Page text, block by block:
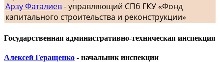
Арзу Фаталиев- управляющий СПб ГКУ «Фонд
капитального строительства и реконструкции»
Государственная административно-техническая инспекция
Алексей Геращенко - начальник инспекции